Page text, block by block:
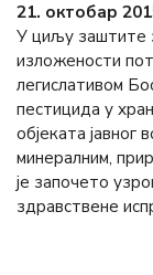
21. октобар
У циљу заштите
изложености
легислативом
пестицида у
објеката јавног
минералним,
је започето
здравствене